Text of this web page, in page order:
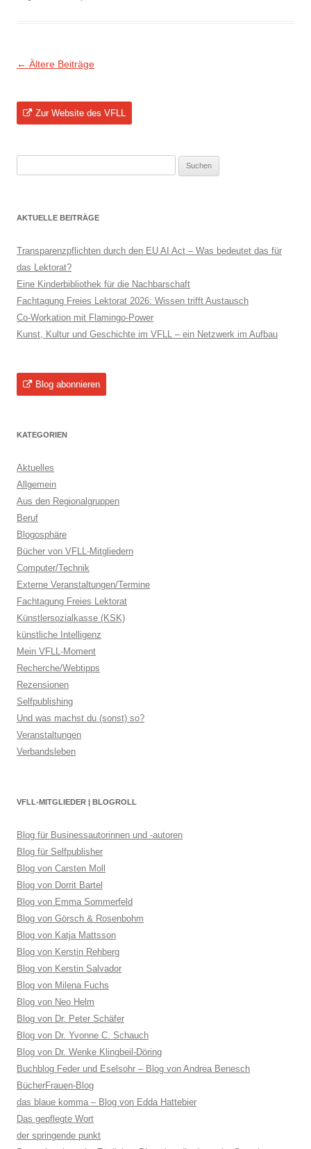
Beitragsnavigation
← Ältere Beiträge
Zur Website des VFLL
AKTUELLE BEITRÄGE
Transparenzpflichten durch den EU AI Act – Was bedeutet das für
das Lektorat?
Eine Kinderbibliothek für die Nachbarschaft
Fachtagung Freies Lektorat 2026: Wissen trifft Austausch
Co-Workation mit Flamingo-Power
Kunst, Kultur und Geschichte im VFLL – ein Netzwerk im Aufbau
Blog abonnieren
KATEGORIEN
Aktuelles
Allgemein
Aus den Regionalgruppen
Beruf
Blogosphäre
Bücher von VFLL-Mitgliedern
Computer/Technik
Externe Veranstaltungen/Termine
Fachtagung Freies Lektorat
Künstlersozialkasse (KSK)
künstliche Intelligenz
Mein VFLL-Moment
Recherche/Webtipps
Rezensionen
Selfpublishing
Und was machst du (sonst) so?
Veranstaltungen
Verbandsleben
VFLL-MITGLIEDER | BLOGROLL
Blog für Businessautorinnen und -autoren
Blog für Selfpublisher
Blog von Carsten Moll
Blog von Dorrit Bartel
Blog von Emma Sommerfeld
Blog von Görsch & Rosenbohm
Blog von Katja Mattsson
Blog von Kerstin Rehberg
Blog von Kerstin Salvador
Blog von Milena Fuchs
Blog von Neo Helm
Blog von Dr. Peter Schäfer
Blog von Dr. Yvonne C. Schauch
Blog von Dr. Wenke Klingbeil-Döring
Buchblog Feder und Eselsohr – Blog von Andrea Benesch
BücherFrauen-Blog
das blaue komma – Blog von Edda Hattebier
Das gepflegte Wort
der springende punkt